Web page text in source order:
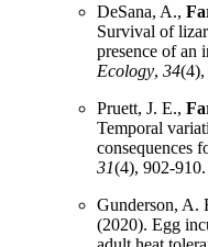
DeSana, A.,
Survival of
presence of an
Ecology, 34(4),
Pruett, J. E.,
Temporal
consequences
31(4), 902-910.
Gunderson, A.
(2020). Egg